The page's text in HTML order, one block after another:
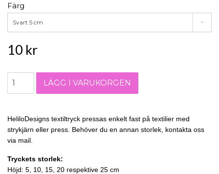
Färg
Svart 5 cm
10 kr
HeliloDesigns textiltryck pressas enkelt fast på textilier med
strykjärn eller press. Behöver du en annan storlek, kontakta oss
via mail.
Tryckets storlek:
Höjd: 5, 10, 15, 20 respektive 25 cm